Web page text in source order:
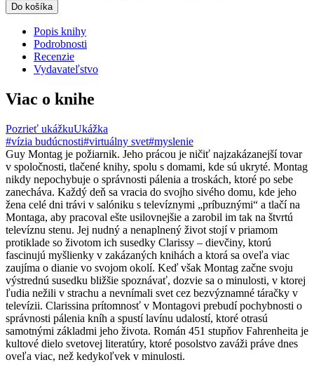
Do košíka
Popis knihy
Podrobnosti
Recenzie
Vydavateľstvo
Viac o knihe
Pozrieť ukážkuUkážka
#vízia budúcnosti#virtuálny svet#myslenie
Guy Montag je požiarnik. Jeho prácou je ničiť najzakázanejší tovar
v spoločnosti, tlačené knihy, spolu s domami, kde sú ukryté. Montag
nikdy nepochybuje o správnosti pálenia a troskách, ktoré po sebe
zanecháva. Každý deň sa vracia do svojho sivého domu, kde jeho
žena celé dni trávi v salóniku s televíznymi „príbuznými“ a tlačí na
Montaga, aby pracoval ešte usilovnejšie a zarobil im tak na štvrtú
televíznu stenu. Jej nudný a nenaplnený život stojí v priamom
protiklade so životom ich susedky Clarissy – dievčiny, ktorú
fascinujú myšlienky v zakázaných knihách a ktorá sa oveľa viac
zaujíma o dianie vo svojom okolí. Keď však Montag začne svoju
výstrednú susedku bližšie spoznávať, dozvie sa o minulosti, v ktorej
ľudia nežili v strachu a nevnímali svet cez bezvýznamné táračky v
televízii. Clarissina prítomnosť v Montagovi prebudí pochybnosti o
správnosti pálenia kníh a spustí lavínu udalostí, ktoré otrasú
samotnými základmi jeho života. Román 451 stupňov Fahrenheita je
kultové dielo svetovej literatúry, ktoré posolstvo zaváži práve dnes
oveľa viac, než kedykoľvek v minulosti.